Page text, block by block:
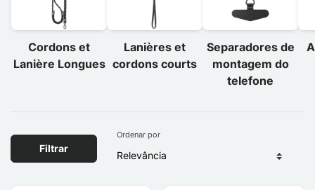
Cordons et
Lanière Longues
Lanières et
cordons courts
Separadores de
montagem do
telefone
Filtrar
Ordenar por